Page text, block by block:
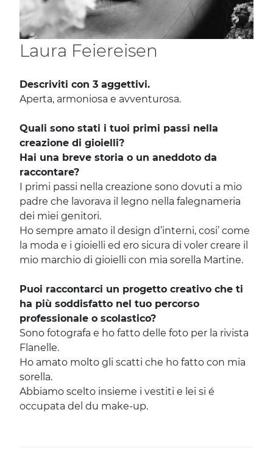
Laura Feiereisen
Descriviti con 3 aggettivi.
Aperta, armoniosa e avventurosa.
Quali sono stati i tuoi primi passi nella
creazione di gioielli?
Hai una breve storia o un aneddoto da
raccontare?
I primi passi nella creazione sono dovuti a mio
padre che lavorava il legno nella falegnameria
dei miei genitori.
Ho sempre amato il design d’interni, cosi’ come
la moda e i gioielli ed ero sicura di voler creare il
mio marchio di gioielli con mia sorella Martine.
Puoi raccontarci un progetto creativo che ti
ha più soddisfatto nel tuo percorso
professionale o scolastico?
Sono fotografa e ho fatto delle foto per la rivista
Flanelle.
Ho amato molto gli scatti che ho fatto con mia
sorella.
Abbiamo scelto insieme i vestiti e lei si é
occupata del du make-up.